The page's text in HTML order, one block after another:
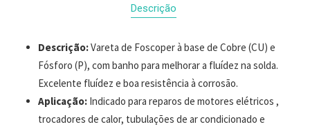
Descrição
Descrição:Vareta de Foscoper à base de Cobre (CU) e
Fósforo (P), com banho para melhorar a fluídez na solda.
Excelente fluídez e boa resistência à corrosão.
Aplicação: Indicado para reparos de motores elétricos ,
trocadores de calor, tubulações de ar condicionado e